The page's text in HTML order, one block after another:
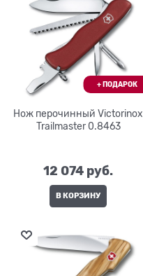
Нож перочинный Victorinox
Trailmaster 0.8463
12 074 руб.
В КОРЗИНУ